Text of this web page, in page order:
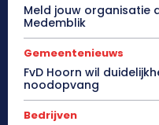
Meld jouw organisatie
Medemblik
Gemeentenieuws
FvD Hoorn wil
noodopvang
Bedrijven